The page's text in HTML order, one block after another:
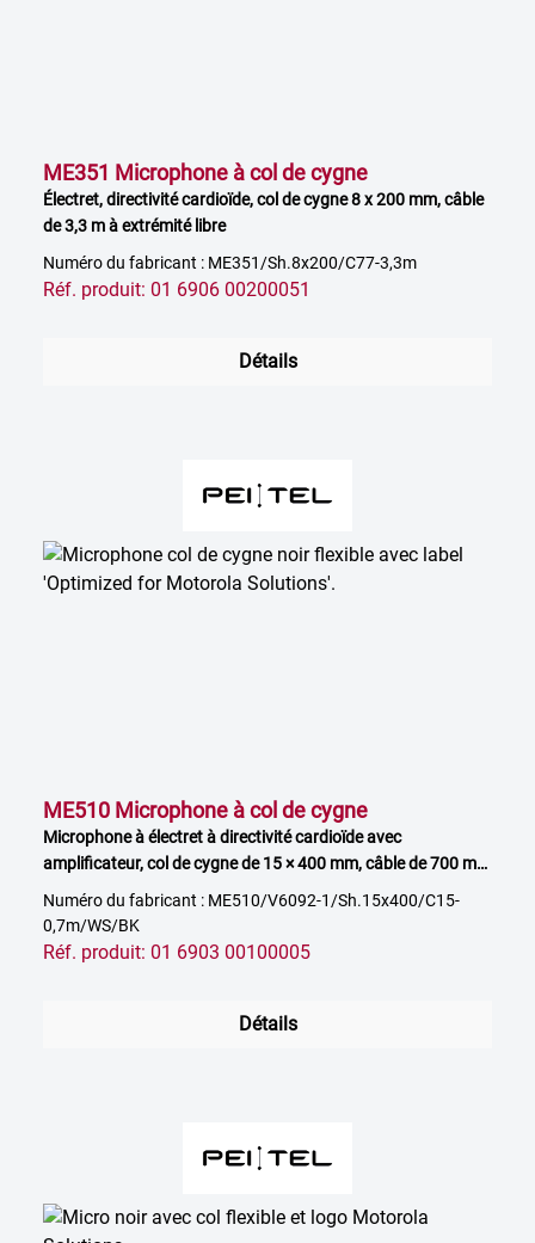
ME351 Microphone à col de cygne
Électret, directivité cardioïde, col de cygne 8 x 200 mm, câble
de 3,3 m à extrémité libre
Numéro du fabricant : ME351/Sh.8x200/C77-3,3m
Réf. produit: 01 6906 00200051
Détails
ME510 Microphone à col de cygne
Microphone à électret à directivité cardioïde avec
amplificateur, col de cygne de 15 × 400 mm, câble de 700 mm
à extrémité libre, avec bonnette anti-vent, noir
Numéro du fabricant : ME510/V6092-1/Sh.15x400/C15-
0,7m/WS/BK
Réf. produit: 01 6903 00100005
Détails